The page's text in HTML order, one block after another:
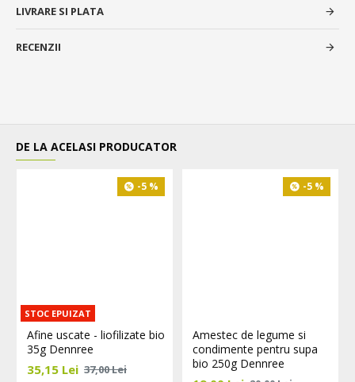
LIVRARE SI PLATA
RECENZII
DE LA ACELASI PRODUCATOR
-5 %
STOC EPUIZAT
Afine uscate - liofilizate bio
35g Dennree
35,15 Lei 37,00 Lei
-5 %
Amestec de legume si
condimente pentru supa
bio 250g Dennree